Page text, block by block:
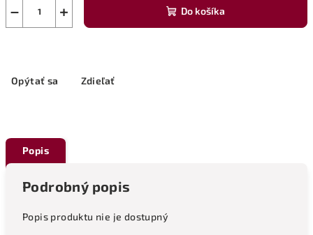
+
− Do košíka
Opýtať sa Zdieľať
Popis
Podrobný popis
Popis produktu nie je dostupný